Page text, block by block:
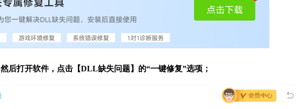
然后打开软件，点击【DLL缺失问题】的“一键修复”选项；